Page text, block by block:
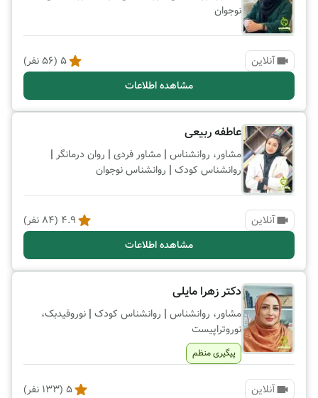
نوجوان
آنلاین 5
(
56نفر)
مشاهده اطلاعات
عاطفه ربیعی
مشاور، روانشناس | مشاور فردی | روان درمانگر |
روانشناس کودک | روانشناس نوجوان
آنلاین 4.9
(
84 نفر)
مشاهده اطلاعات
دکتر زهرا مایلی
مشاور، روانشناس | روانشناس کودک | نوروفیدبک،
نوروتراپیست
پیگیری منظم
آنلاین 5
(
133 نفر)